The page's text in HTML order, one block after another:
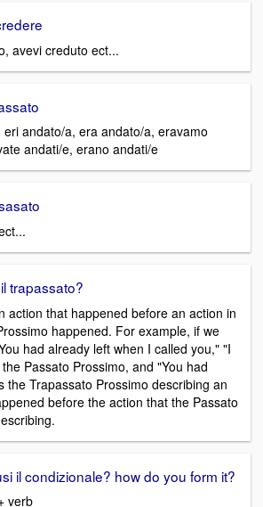
avevi creduto ect...
andato/a, era andato/a, eravamo
andati/e, erano andati/e
trapassato?
action that happened before an action in
happened. For example, if we
had already left when I called you," "I
Passato Prossimo, and "You had
the Trapassato Prossimo describing an
before the action that the Passato
il condizionale? how do you form it?
verb